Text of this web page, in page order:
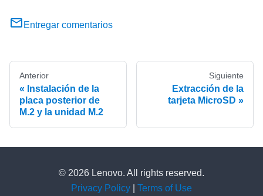
Entregar comentarios
Anterior
Instalación de la
placa posterior de
M.2 y la unidad M.2
Siguiente
Extracción de la
tarjeta MicroSD
© 2026 Lenovo. All rights reserved.
Privacy Policy
Terms of Use